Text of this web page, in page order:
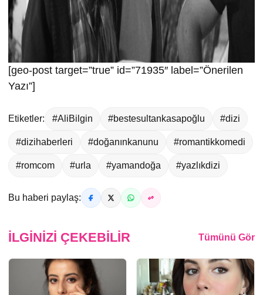
[geo-post target=”true” id=”71935″ label=”Önerilen
Yazı”]
Etiketler: #AliBilgin #bestesultankasapoğlu #dizi
#dizihaberleri #doğanınkanunu #romantikkomedi
#romcom #urla #yamandoğa #yazlıkdizi
Bu haberi paylaş:
İLGINIZI ÇEKEBILIR Tümünü Gör